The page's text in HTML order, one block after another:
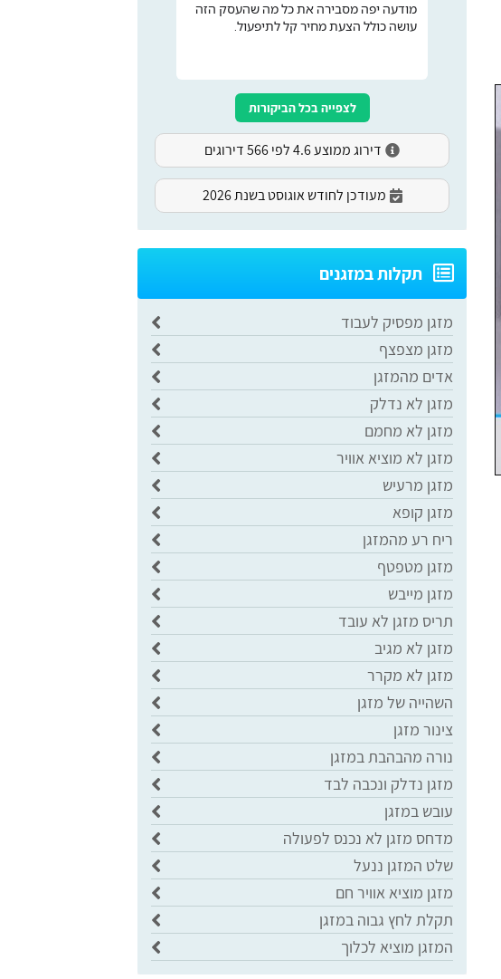
מודעה יפה מסבירה את כל מה שהעסק הזה
עושה כולל הצעת מחיר קל לתיפעול.
לצפייה בכל הביקורות
דירוג ממוצע 4.6 לפי 566 דירוגים
מעודכן לחודש אוגוסט בשנת 2026
תקלות במזגנים
מזגן מפסיק לעבוד
מזגן מצפצף
אדים מהמזגן
מזגן לא נדלק
מזגן לא מחמם
מזגן לא מוציא אוויר
מזגן מרעיש
מזגן קופא
ריח רע מהמזגן
מזגן מטפטף
מזגן מייבש
תריס מזגן לא עובד
מזגן לא מגיב
מזגן לא מקרר
השהייה של מזגן
צינור מזגן
נורה מהבהבת במזגן
מזגן נדלק ונכבה לבד
עובש במזגן
מדחס מזגן לא נכנס לפעולה
שלט המזגן ננעל
מזגן מוציא אוויר חם
תקלת לחץ גבוה במזגן
המזגן מוציא לכלוך